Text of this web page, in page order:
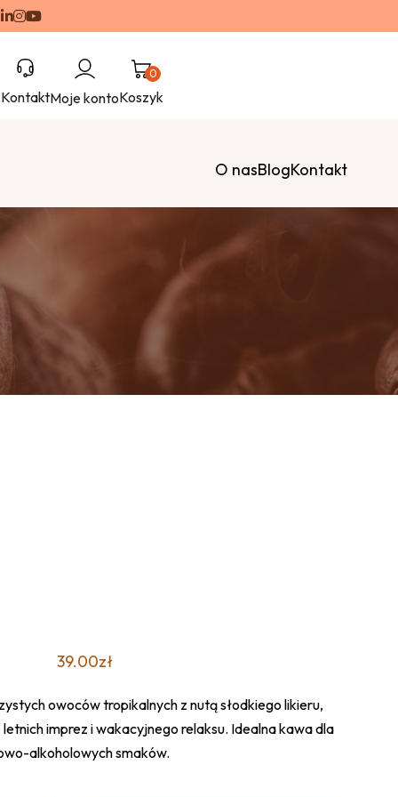
KontaktMoje kontoKoszyk
0
O nasBlogKontakt
39.00zł
owoców tropikalnych z nutą słodkiego likieru,
imprez i wakacyjnego relaksu. Idealna kawa dla
alkoholowych smaków.